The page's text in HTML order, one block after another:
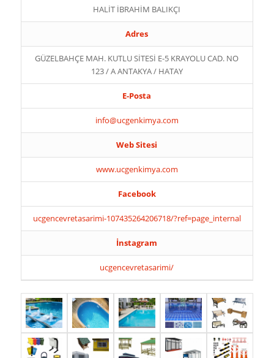
HALİT İBRAHİM BALIKÇI
Adres
GÜZELBAHÇE MAH. KUTLU SİTESİ E-5 KRAYOLU CAD. NO
123 / A ANTAKYA / HATAY
E-Posta
info@ucgenkimya.com
Web Sitesi
www.ucgenkimya.com
Facebook
ucgencevretasarimi-107435264206718/?ref=page_internal
İnstagram
ucgencevretasarimi/